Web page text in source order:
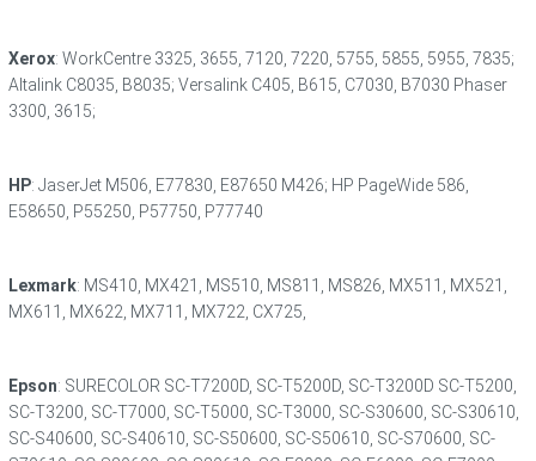
Xerox: WorkCentre 3325, 3655, 7120, 7220, 5755, 5855, 5955, 7835;
Altalink C8035, B8035; Versalink C405, B615, C7030, B7030 Phaser
3300, 3615;
HP: JaserJet M506, E77830, E87650 M426; HP PageWide 586,
E58650, P55250, P57750, P77740
Lexmark: MS410, MX421, MS510, MS811, MS826, MX511, MX521,
MX611, MX622, MX711, MX722, CX725,
Epson: SURECOLOR SC-T7200D, SC-T5200D, SC-T3200D SC-T5200,
SC-T3200, SC-T7000, SC-T5000, SC-T3000, SC-S30600, SC-S30610,
SC-S40600, SC-S40610, SC-S50600, SC-S50610, SC-S70600, SC-